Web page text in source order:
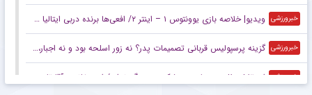
خبرورزشی ویدیو| خلاصه بازی یوونتوس ۱ – اینتر ۲/ افعی‌ها برنده دربی ایتالیا در استرالیا
خبرورزشی گزینه پرسپولیس قربانی تصمیمات پدر؟ نه زور اسلحه بود و نه اجبار، امضایی که زدید را گردن بگیرید!
خبرورزشی استقلال مثل پرسپولیس پیشکسوت بزرگ ندارد/ این خانم و آقا تا وقتی باشند روز خوش نمی‌بینیم/ بیا با من مناظره کن نه مجری!